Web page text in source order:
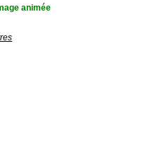
animée